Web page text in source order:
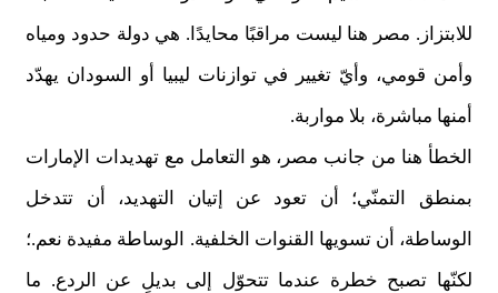
للابتزاز. مصر هنا ليست مراقبًا محايدًا. هي دولة حدود ومياه
وأمن قومي، وأيّ تغيير في توازنات ليبيا أو السودان يهدّد
أمنها مباشرة، بلا مواربة.
الخطأ هنا من جانب مصر، هو التعامل مع تهديدات الإمارات
بمنطق التمنّي؛ أن تعود عن إتيان التهديد، أن تتدخل
الوساطة، أن تسويها القنوات الخلفية. الوساطة مفيدة نعم.؛
لكنّها تصبح خطرة عندما تتحوّل إلى بديلٍ عن الردع. ما